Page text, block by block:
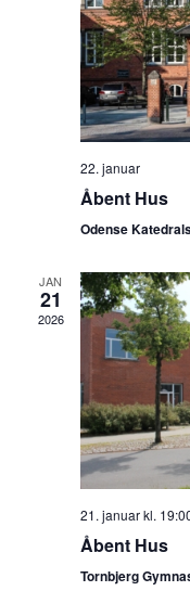
22. januar
Åbent Hus
Odense
JAN
21
2026
21. januar kl.
Åbent Hus
Tornbjerg